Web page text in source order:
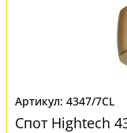
4347/7CL
Спот Hightech